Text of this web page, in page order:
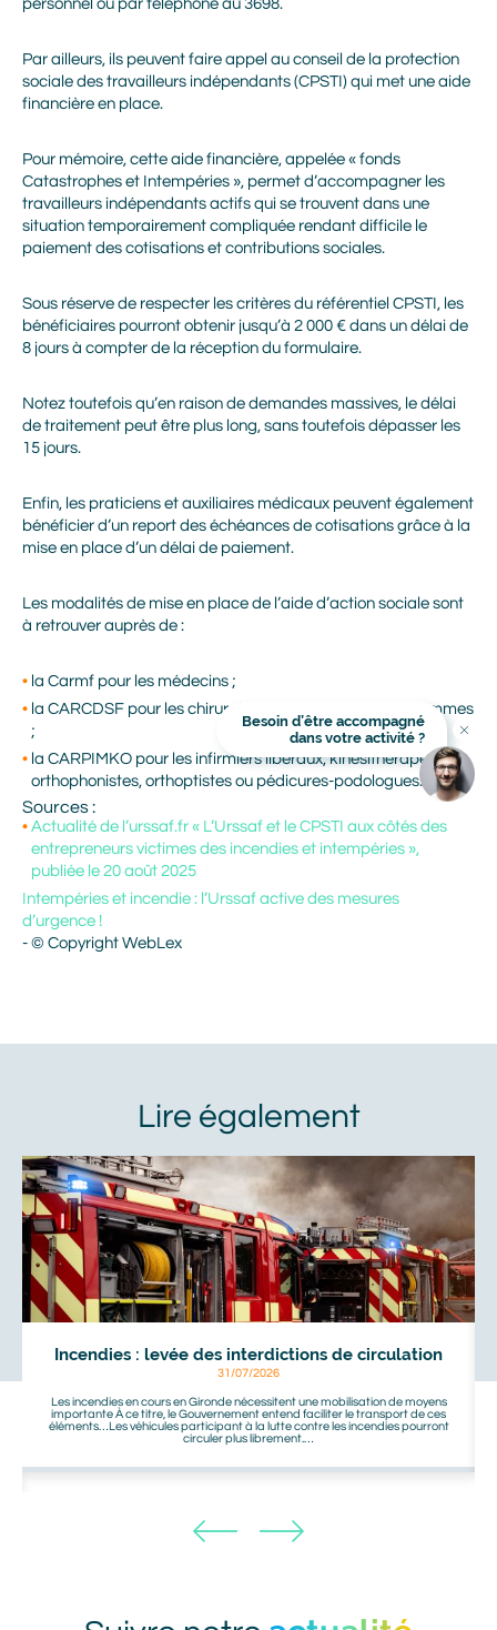
personnel ou par téléphone au 3698.
Par ailleurs, ils peuvent faire appel au conseil de la protection
sociale des travailleurs indépendants (CPSTI) qui met une aide
financière en place.
Pour mémoire, cette aide financière, appelée « fonds
Catastrophes et Intempéries », permet d’accompagner les
travailleurs indépendants actifs qui se trouvent dans une
situation temporairement compliquée rendant difficile le
paiement des cotisations et contributions sociales.
Sous réserve de respecter les critères du référentiel CPSTI, les
bénéficiaires pourront obtenir jusqu’à 2 000 € dans un délai de
8 jours à compter de la réception du formulaire.
Notez toutefois qu’en raison de demandes massives, le délai
de traitement peut être plus long, sans toutefois dépasser les
15 jours.
Enfin, les praticiens et auxiliaires médicaux peuvent également
bénéficier d’un report des échéances de cotisations grâce à la
mise en place d’un délai de paiement.
Les modalités de mise en place de l’aide d’action sociale sont
à retrouver auprès de :
la Carmf pour les médecins ;
la CARCDSF pour les chirurgiens-dentistes ou sages-femmes
;
la CARPIMKO pour les infirmiers libéraux, kinésithérapeutes,
orthophonistes, orthoptistes ou pédicures-podologues.
Sources :
Actualité de l’urssaf.fr « L’Urssaf et le CPSTI aux côtés des
entrepreneurs victimes des incendies et intempéries »,
publiée le 20 août 2025
Intempéries et incendie : l’Urssaf active des mesures
d’urgence !
- © Copyright WebLex
voir
aussi
Incendies : levée des interdictions de circulation
31/07/2026
Les incendies en cours en Gironde nécessitent une mobilisation de moyens
importante À ce titre, le Gouvernement entend faciliter le transport de ces
éléments…Les véhicules participant à la lutte contre les incendies pourront
circuler plus librement.…
Image
Image
Titre
Besoin d’être accompagné
dans votre activité ?
En cliquant sur Valider, vous avez lu et accepté la Politique
de protection des données personnelles Alliance Mozaik. Je
communique mes coordonnées afin que Alliance Mozaik
m'informe des produits et services de Alliance Mozaik qui
Alliance Mozaik de cesser toute communication avec moi à
tout moment. J'accepte de recevoir des messages
part de Alliance Mozaik.